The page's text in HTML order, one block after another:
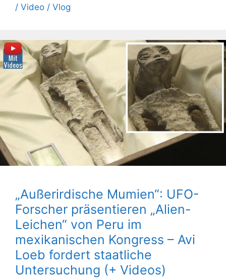
/ Video / Vlog
„Außerirdische Mumien“: UFO-
Forscher präsentieren „Alien-
Leichen“ von Peru im
mexikanischen Kongress – Avi
Loeb fordert staatliche
Untersuchung (+ Videos)